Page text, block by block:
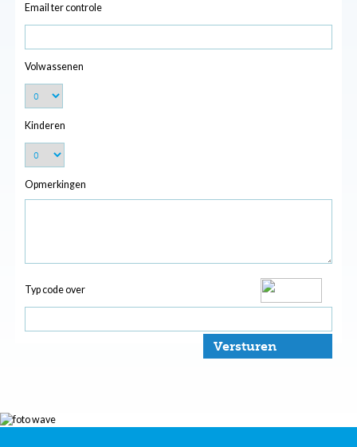
Email ter controle
Volwassenen
Kinderen
Opmerkingen
Typ code over
Versturen